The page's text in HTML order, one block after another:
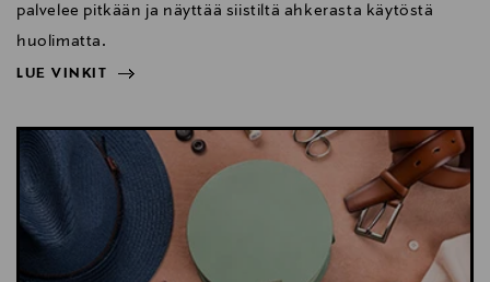
palvelee pitkään ja näyttää siistiltä ahkerasta käytöstä
huolimatta.
LUE VINKIT
LUE VINKIT